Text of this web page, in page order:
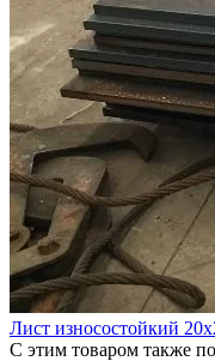
Лист износостойкий
С этим товаром также